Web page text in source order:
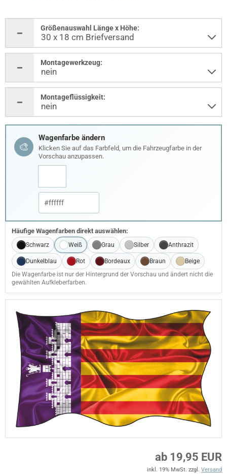
Größenauswahl Länge x Höhe:
Montagewerkzeug:
Montageflüssigkeit:
🎨
Wagenfarbe ändern
Klicken Sie auf das Farbfeld, um die Fahrzeugfarbe in der
Vorschau anzupassen.
Häufige Wagenfarben direkt auswählen:
Schwarz Weiß Grau Silber Anthrazit
Dunkelblau Rot Bordeaux Braun
Beige
Die Wagenfarbe ist nur der Hintergrund der Vorschau und ändert nicht die
gewählten Aufkleberfarben.
ab 19,95 EUR
inkl. 19% MwSt. zzgl. Versand